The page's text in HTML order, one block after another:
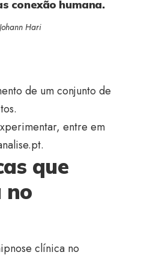
conexão humana.
Johann Hari
de um conjunto de
entre em
.
que
no
clínica no